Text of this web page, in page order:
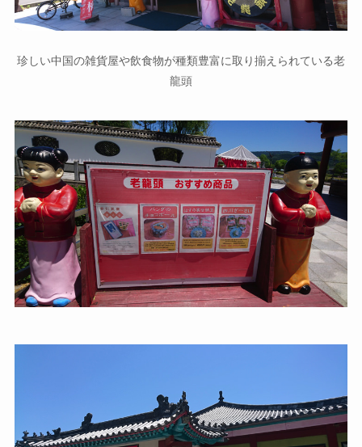
珍しい中国の雑貨屋や飲食物が種類豊富に取り揃えられている老
龍頭